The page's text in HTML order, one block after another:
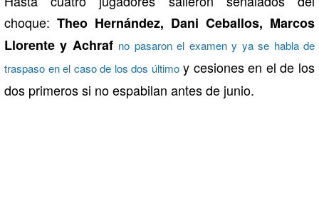
choque: Theo Hernández, Dani Ceballos, Marcos
Llorente y Achraf no pasaron el examen y ya se habla de
traspaso en el caso de los dos últimoy cesiones en el de los
dos primeros si no espabilan antes de junio.